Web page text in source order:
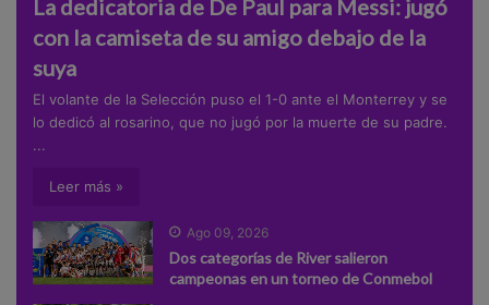
La dedicatoria de De Paul para Messi: jugó
con la camiseta de su amigo debajo de la
suya
El volante de la Selección puso el 1-0 ante el Monterrey y se
lo dedicó al rosarino, que no jugó por la muerte de su padre.
...
Leer más »
Ago 09, 2026
Dos categorías de River salieron
campeonas en un torneo de Conmebol